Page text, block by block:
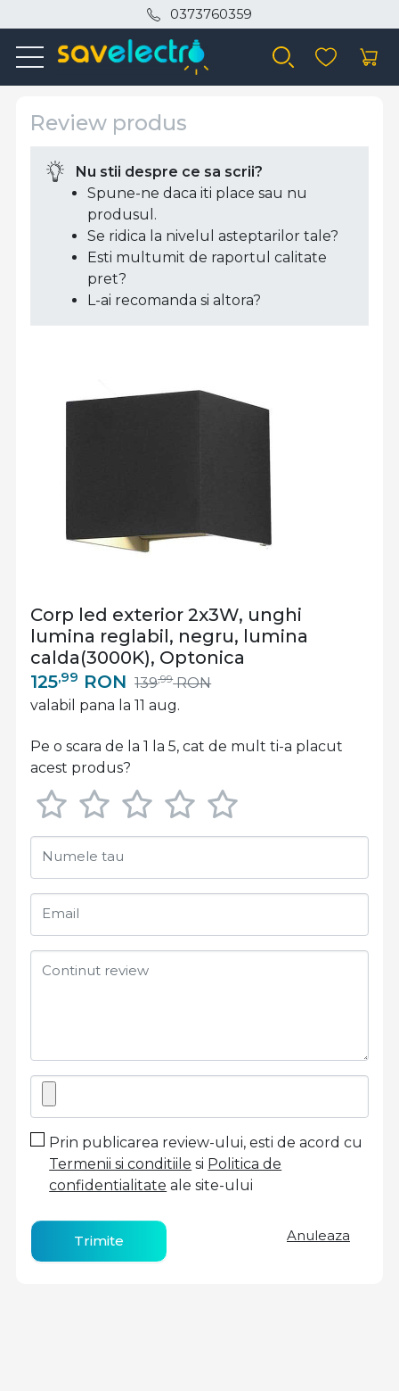
0373760359
Review produs
Corp led exterior 2x3W, unghi
lumina reglabil, negru, lumina
calda(3000K), Optonica
125,99 RON 139,99 RON
valabil pana la 11 aug.
Pe o scara de la 1 la 5, cat de mult ti-a placut
acest produs?
Numele tau
Email
Continut review
Prin publicarea review-ului, esti de acord cu
Termenii si conditiile si Politica de
confidentialitate ale site-ului
Trimite Anuleaza
Nu stii despre ce sa scrii?
Spune-ne daca iti place sau nu
produsul.
Se ridica la nivelul asteptarilor tale?
Esti multumit de raportul calitate
pret?
L-ai recomanda si altora?